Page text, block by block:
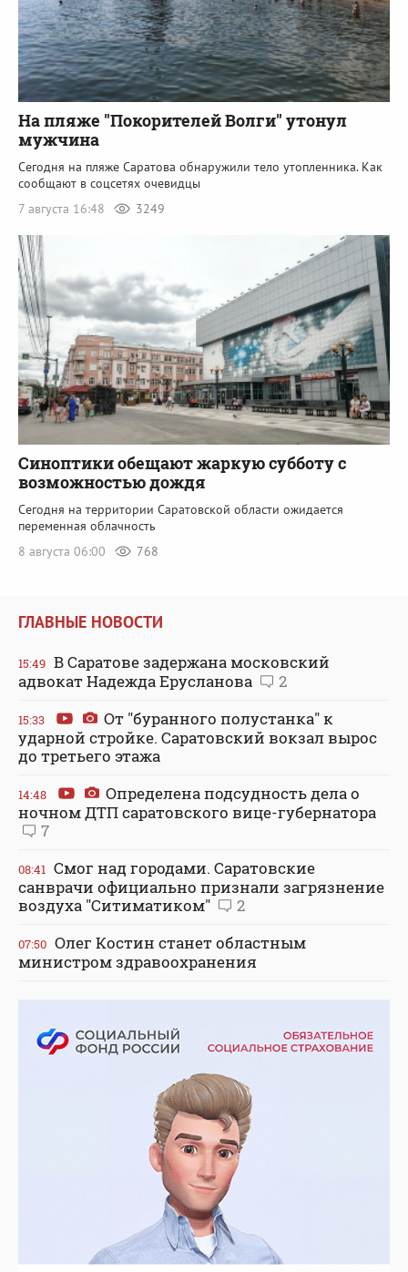
На пляже "Покорителей Волги" утонул
мужчина
Сегодня на пляже Саратова обнаружили тело утопленника. Как
сообщают в соцсетях очевидцы
7 августа 16:48
3249
Синоптики обещают жаркую субботу с
возможностью дождя
Сегодня на территории Саратовской области ожидается
переменная облачность
8 августа 06:00
768
ГЛАВНЫЕ НОВОСТИ
15:49 В Саратове задержана московский
адвокат Надежда Ерусланова
2
15:33
От "буранного полустанка" к
ударной стройке. Саратовский вокзал вырос
до третьего этажа
14:48
Определена подсудность дела о
ночном ДТП саратовского вице-губернатора
7
08:41 Смог над городами. Саратовские
санврачи официально признали загрязнение
воздуха "Ситиматиком"
2
07:50 Олег Костин станет областным
министром здравоохранения